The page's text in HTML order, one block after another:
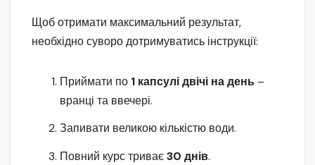
Щоб отримати максимальний результат,
необхідно суворо дотримуватись інструкції:
Приймати по 1 капсулі двічі на день –
вранці та ввечері.
Запивати великою кількістю води.
Повний курс триває30 днів.